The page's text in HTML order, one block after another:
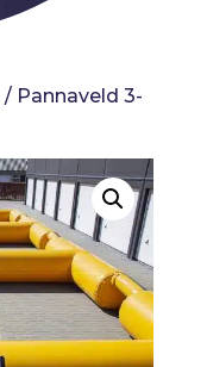
/ Pannaveld 3-